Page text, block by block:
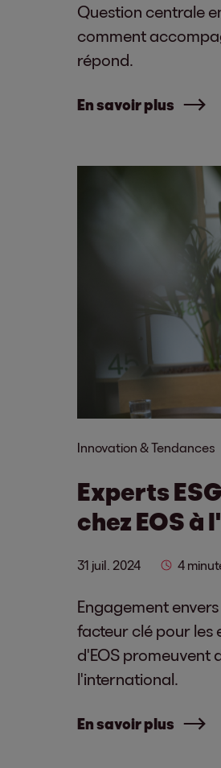
Question centrale
comment
répond.
En savoir plus
Innovation & Tendances
Experts
chez EOS
31 juil. 2024 4
Engagement
facteur clé pour les
d'EOS promeuvent
l'international.
En savoir plus